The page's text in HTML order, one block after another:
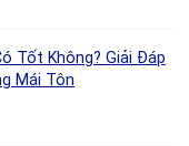
Tốt Không? Giải Đáp
Mái Tôn